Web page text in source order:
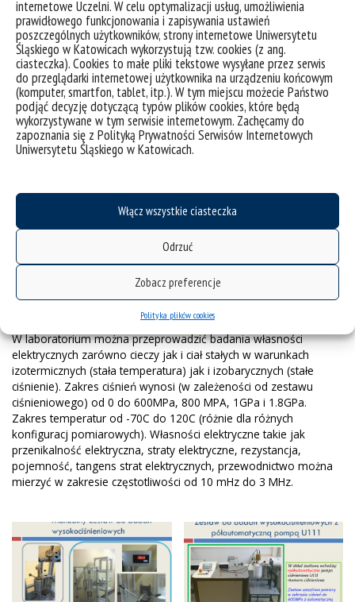
internetowe Uczelni. W celu optymalizacji usług, umożliwienia
prawidłowego funkcjonowania i zapisywania ustawień
poszczególnych użytkowników, strony internetowe Uniwersytetu
Śląskiego w Katowicach wykorzystują tzw. cookies (z ang.
ciasteczka). Cookies to małe pliki tekstowe wysyłane przez serwis
do przeglądarki internetowej użytkownika na urządzeniu końcowym
(komputer, smartfon, tablet, itp.). W tym miejscu możecie Państwo
podjąć decyzję dotyczącą typów plików cookies, które będą
wykorzystywane w tym serwisie internetowym. Zachęcamy do
zapoznania się z Polityką Prywatności Serwisów Internetowych
Uniwersytetu Śląskiego w Katowicach.
Włącz wszystkie ciasteczka
Odrzuć
Zobacz preferencje
Polityka plików cookies
Symulacyjne i eksperymentalne badania cieczy tworzących
szkła w oparciu o nową strategię efektywnego
modelowania molekularnego (prof. dr hab. Marian Paluch);
Korelacja między ograniczoną rozmiarowością i
oddziaływaniami z powierzchnią i ich wpływ na dynamikę
molekularną materiałów ograniczonych przestrzennie
dwuwymiarowo. (dr hab. Magdalena Tarnacka, prof. UŚ);
Innowacyjne metody polimeryzacji „mniej aktywowanych
monomerów” (LAMs) (dr inż. Paulina Maksym);
Badania metodą PVT i szerokopasmowej spektroskopii
warunkach wysokiego ciśnienia. (prof. dr hab. Sebastian
Wpływ parametrów termodynamicznych oraz oddziaływań
molekularnych na własności relaksacyjne
metalo-organicznych typu MOF. (prof.dr hab. Sebastian
ZAKRES USŁUG
W laboratorium można przeprowadzić badania własności
elektrycznych zarówno cieczy jak i ciał stałych w warunkach
izotermicznych (stała temperatura) jak i izobarycznych (stałe
ciśnienie). Zakres ciśnień wynosi (w zależeności od zestawu
ciśnieniowego) od 0 do 600MPa, 800 MPA, 1GPa i 1.8GPa.
Zakres temperatur od -70C do 120C (różnie dla różnych
konfiguracj pomiarowych). Własności elektryczne takie jak
przenikalność elektryczna, straty elektryczne, rezystancja,
pojemność, tangens strat elektrycznych, przewodnictwo można
mierzyć w zakresie częstotliwości od 10 mHz do 3 MHz.